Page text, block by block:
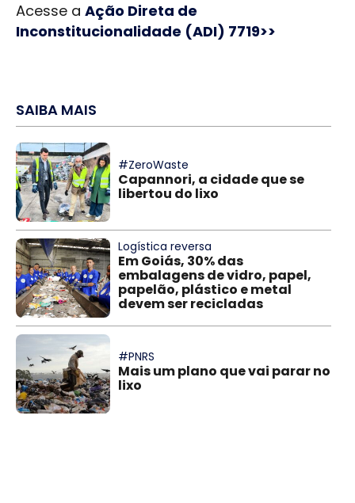
Acesse a Ação Direta de
Inconstitucionalidade (ADI) 7719>>
SAIBA MAIS
#ZeroWaste
Capannori, a cidade que se
libertou do lixo
Logística reversa
Em Goiás, 30% das
embalagens de vidro, papel,
papelão, plástico e metal
devem ser recicladas
#PNRS
Mais um plano que vai parar no
lixo